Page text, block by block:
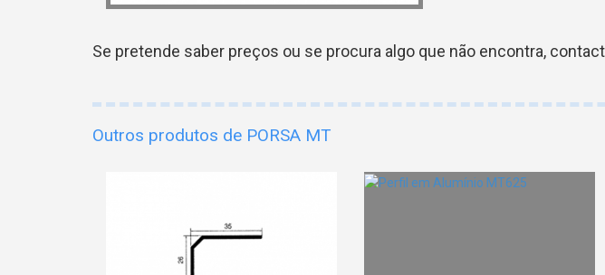
Se pretende saber preços ou se procura algo que não encontra,
Outros produtos de PORSA MT